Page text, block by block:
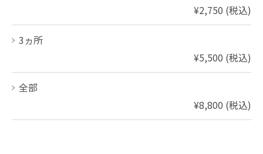
¥2,750 (税込)
3ヵ所
¥5,500 (税込)
全部
¥8,800 (税込)